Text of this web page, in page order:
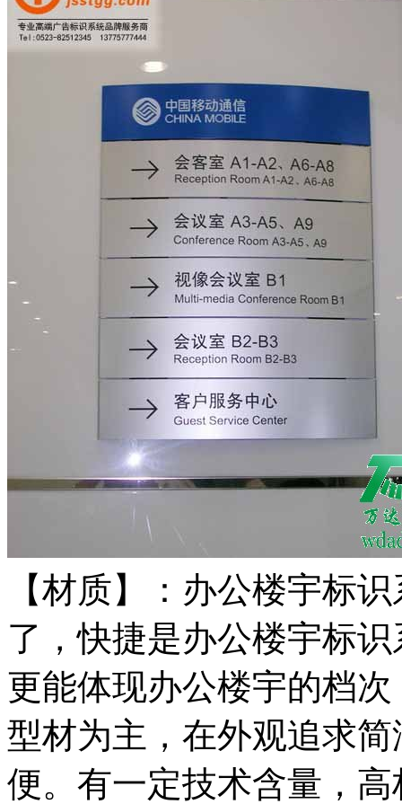
【材质】：办公楼宇标
了，快捷是办公楼宇标
更能体现办公楼宇的档
型材为主，在外观追求
便。有一定技术含量，